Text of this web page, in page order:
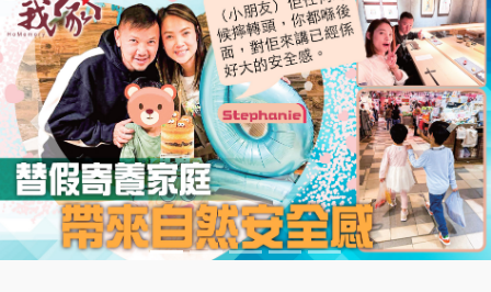
Previous Next